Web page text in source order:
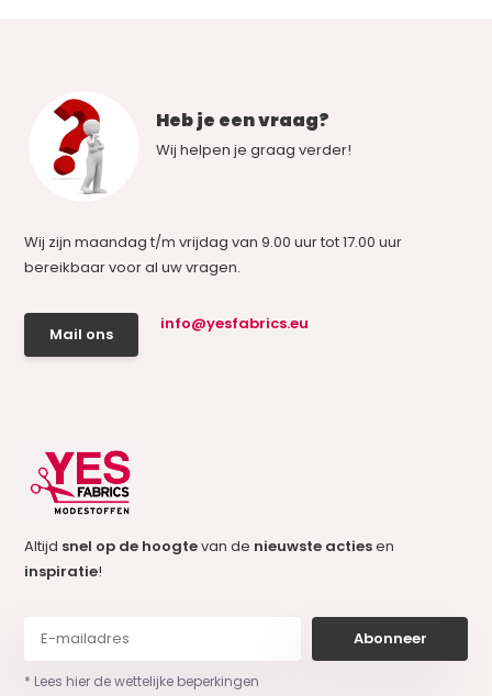
Heb je een vraag?
Wij helpen je graag verder!
Wij zijn maandag t/m vrijdag van 9.00 uur tot 17.00 uur
bereikbaar voor al uw vragen.
Mail ons
info@yesfabrics.eu
Altijd snel op de hoogtevan de nieuwste actiesen
inspiratie!
Abonneer
* Lees hier de wettelijke beperkingen